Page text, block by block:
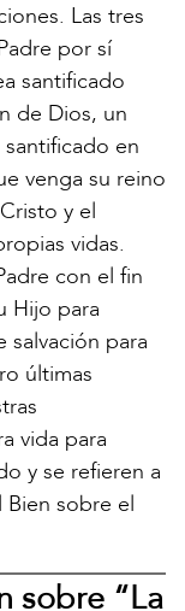
Las tres
por sí
santificado
de Dios, un
en
venga su reino
y el
vidas.
con el fin
Hijo para
para
últimas
vida para
y se refieren a
sobre el
sobre “La